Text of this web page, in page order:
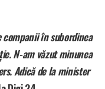
în subordinea
N-am văzut minunea
Adică de la minister